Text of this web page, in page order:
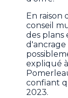
En raison
conseil
des plans
expliqué
confiant
2023.